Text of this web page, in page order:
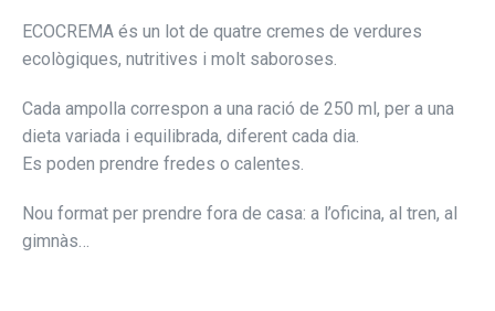
ECOCREMA és un lot de quatre cremes de verdures
ecològiques, nutritives i molt saboroses.
Cada ampolla correspon a una ració de 250 ml, per a una
dieta variada i equilibrada, diferent cada dia.
Es poden prendre fredes o calentes.
Nou format per prendre fora de casa: a l’oficina, al tren, al
gimnàs…